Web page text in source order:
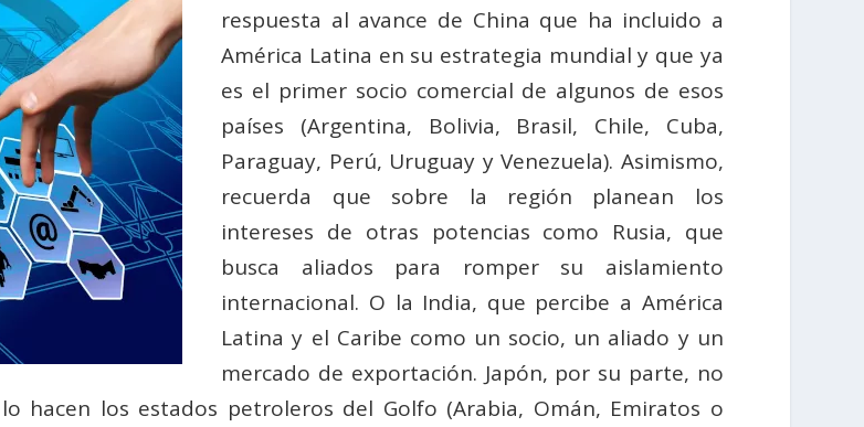
respuesta al avance de China que ha incluido a
América Latina en su estrategia mundial y que ya
es el primer socio comercial de algunos de esos
países (Argentina, Bolivia, Brasil, Chile, Cuba,
Paraguay, Perú, Uruguay y Venezuela). Asimismo,
recuerda que sobre la región planean los
intereses de otras potencias como Rusia, que
busca aliados para romper su aislamiento
internacional. O la India, que percibe a América
Latina y el Caribe como un socio, un aliado y un
mercado de exportación. Japón, por su parte, no
hacen los estados petroleros del Golfo (Arabia, Omán, Emiratos o